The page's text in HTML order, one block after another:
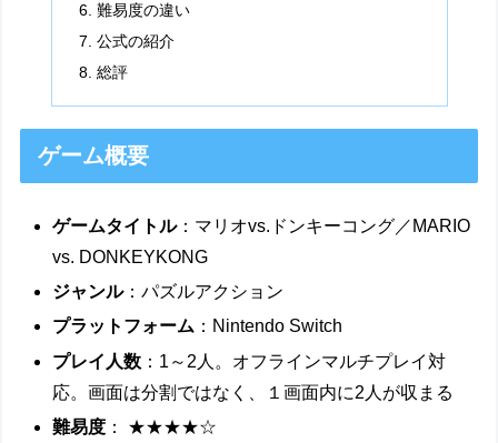
難易度の違い
公式の紹介
総評
ゲーム概要
ゲームタイトル：マリオvs.ドンキーコング／MARIO
vs. DONKEYKONG
ジャンル：パズルアクション
プラットフォーム ：Nintendo Switch
プレイ人数 ：1～2人。オフラインマルチプレイ対
応。画面は分割ではなく、１画面内に2人が収まる
難易度 ： ★★★★☆